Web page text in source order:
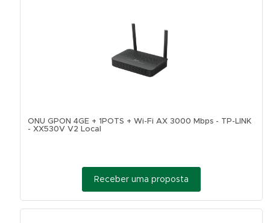
ONU GPON 4GE + 1POTS + Wi-Fi AX 3000 Mbps - TP-LINK
- XX530V V2 Local
Receber uma proposta